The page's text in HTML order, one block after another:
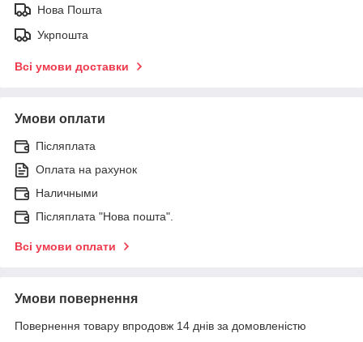
Нова Пошта
Укрпошта
Всі умови доставки
Умови оплати
Післяплата
Оплата на рахунок
Наличными
Післяплата "Нова пошта".
Всі умови оплати
Умови повернення
Повернення товару впродовж 14 днів за домовленістю